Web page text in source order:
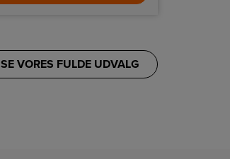
SE VORES FULDE UDVALG